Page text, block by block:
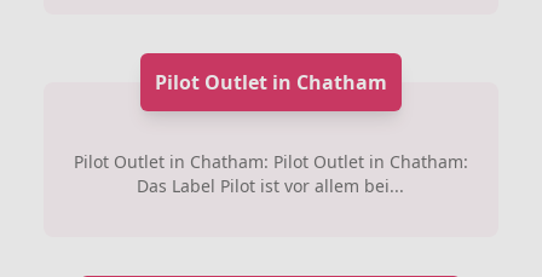
Pilot Outlet in Chatham
Pilot Outlet in Chatham: Pilot Outlet in Chatham:
Das Label Pilot ist vor allem bei...